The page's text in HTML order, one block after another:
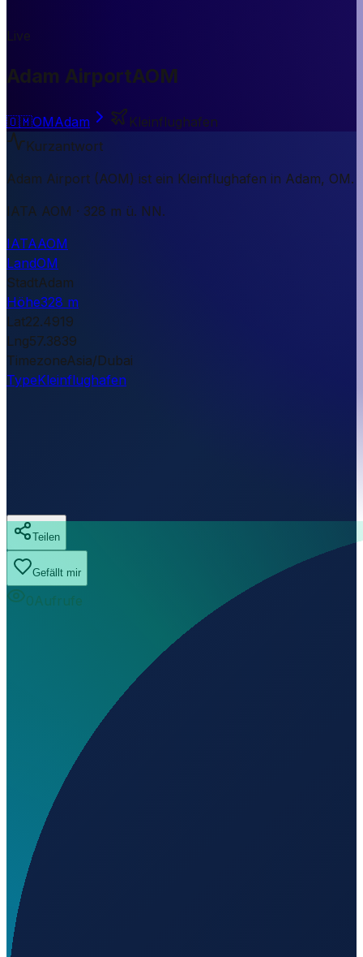
Live
Adam AirportAOM
🇴🇲OMAdam
Kleinflughafen
Kurzantwort
Adam Airport (AOM) ist ein Kleinflughafen in Adam, OM.
IATA AOM · 328 m ü. NN.
IATAAOM
LandOM
StadtAdam
Höhe328 m
Lat22.4919
Lng57.3839
TimezoneAsia/Dubai
TypeKleinflughafen
Teilen
Gefällt mir
0Aufrufe